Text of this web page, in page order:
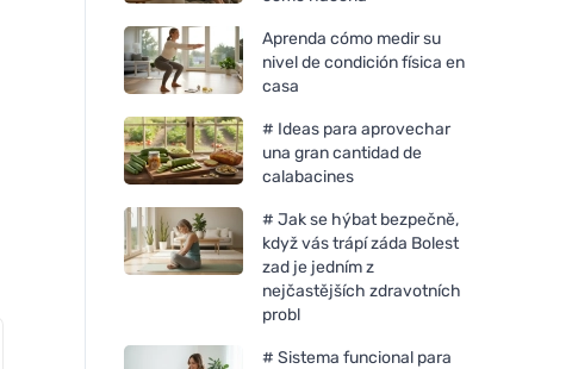
Aprenda cómo medir su
nivel de condición física en
casa
# Ideas para aprovechar
una gran cantidad de
calabacines
# Jak se hýbat bezpečně,
když vás trápí záda Bolest
zad je jedním z
nejčastějších zdravotních
probl
# Sistema funcional para